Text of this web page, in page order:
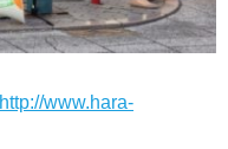
http://www.hara-